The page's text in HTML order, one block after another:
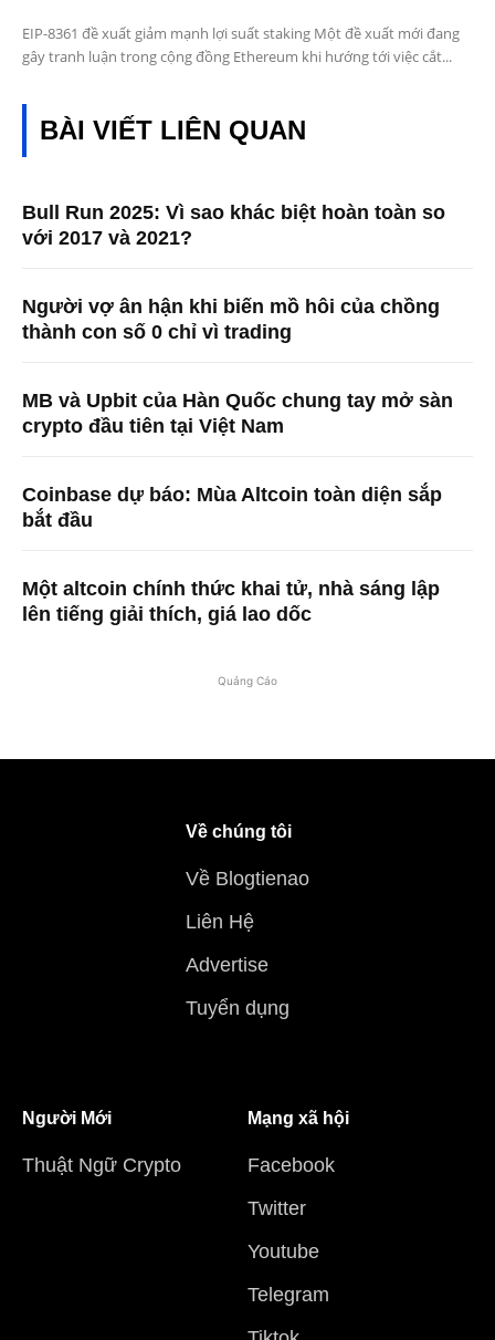
EIP-8361 đề xuất giảm mạnh lợi suất staking Một đề xuất mới đang
gây tranh luận trong cộng đồng Ethereum khi hướng tới việc cắt...
BÀI VIẾT LIÊN QUAN
Bull Run 2025: Vì sao khác biệt hoàn toàn so
với 2017 và 2021?
Người vợ ân hận khi biến mồ hôi của chồng
thành con số 0 chỉ vì trading
MB và Upbit của Hàn Quốc chung tay mở sàn
crypto đầu tiên tại Việt Nam
Coinbase dự báo: Mùa Altcoin toàn diện sắp
bắt đầu
Một altcoin chính thức khai tử, nhà sáng lập
lên tiếng giải thích, giá lao dốc
Quảng Cáo
Về chúng tôi
Về Blogtienao
Liên Hệ
Advertise
Tuyển dụng
Người Mới
Thuật Ngữ Crypto
Mạng xã hội
Facebook
Twitter
Youtube
Telegram